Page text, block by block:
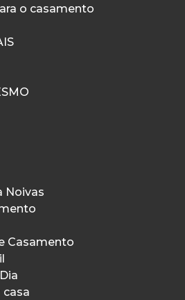
o casamento
Noivas
Casamento